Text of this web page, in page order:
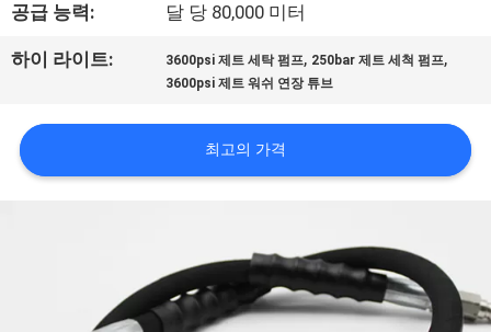
장
견
학
공급 능력: 달 당 80,000 미터
하이 라이트: 3600psi 제트 세탁 펌프, 250bar 제트 세척 펌프,
3600psi 제트 워쉬 연장 튜브
최고의 가격